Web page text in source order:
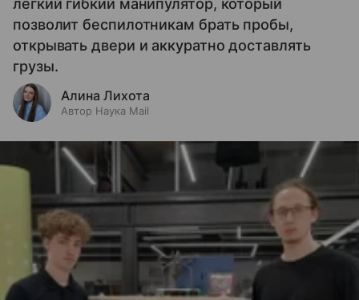
легкий гибкий манипулятор, который
позволит беспилотникам брать пробы,
открывать двери и аккуратно доставлять
грузы.
Алина Лихота
Автор Наука Mail